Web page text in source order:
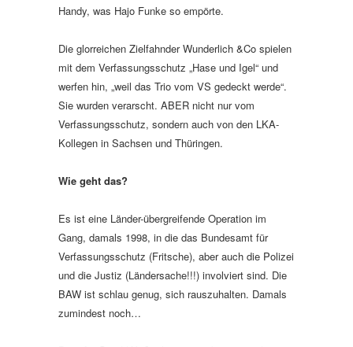
Handy, was Hajo Funke so empörte.
Die glorreichen Zielfahnder Wunderlich &Co spielen
mit dem Verfassungsschutz „Hase und Igel“ und
werfen hin, „weil das Trio vom VS gedeckt werde“.
Sie wurden verarscht. ABER nicht nur vom
Verfassungsschutz, sondern auch von den LKA-
Kollegen in Sachsen und Thüringen.
Wie geht das?
Es ist eine Länder-übergreifende Operation im
Gang, damals 1998, in die das Bundesamt für
Verfassungsschutz (Fritsche), aber auch die Polizei
und die Justiz (Ländersache!!!) involviert sind. Die
BAW ist schlau genug, sich rauszuhalten. Damals
zumindest noch…